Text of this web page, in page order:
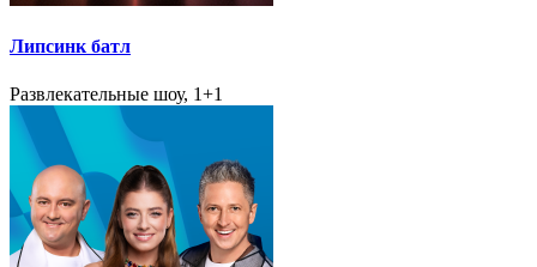
Липсинк батл
Развлекательные шоу, 1+1